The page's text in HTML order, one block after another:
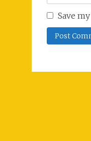
Save